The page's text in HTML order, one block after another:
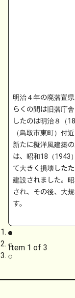
明治４年の廃藩置
らくの間は旧藩庁
したのは明治８（
（鳥取市東町）付
新たに擬洋風建築
は、昭和18（1943
て大きく損壊した
建設されました。
され、その後、大
す。
Item 1 of 3